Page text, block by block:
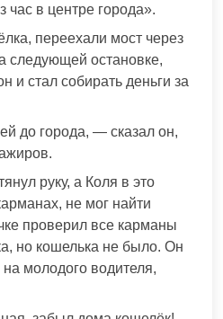
час в центре города».
переехали мост через
следующей остановке,
и стал собирать деньги за
до города, — сказал он,
руку, а Коля в это
не мог найти
проверил все карманы
но кошелька не было. Он
молодого водителя,